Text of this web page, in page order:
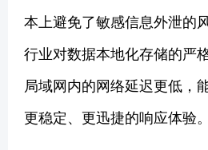
本上避免了敏感信息外泄的
行业对数据本地化存储的严
局域网内的网络延迟更低，
更稳定、更迅捷的响应体验。